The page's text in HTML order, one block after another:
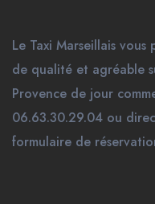
Le Taxi Marseillais
de qualité et agréable
Provence de jour
06.63.30.29.04 ou
formulaire de